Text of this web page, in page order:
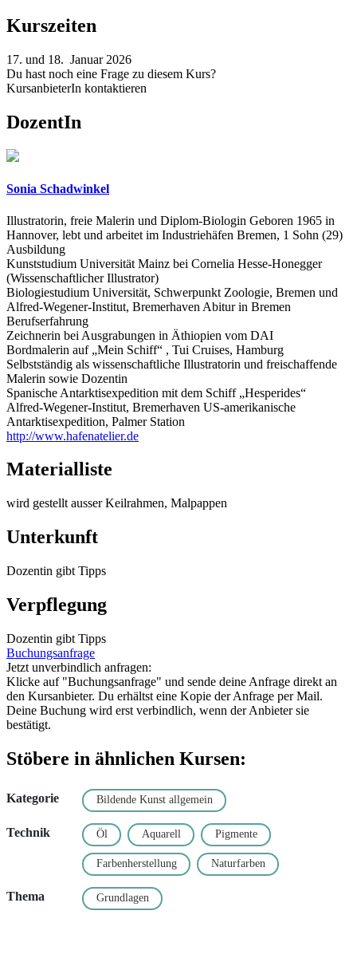
Kurszeiten
17. und 18. Januar 2026
Du hast noch eine Frage zu diesem Kurs?
KursanbieterIn kontaktieren
DozentIn
Sonia Schadwinkel
Illustratorin, freie Malerin und Diplom-Biologin Geboren 1965 in
Hannover, lebt und arbeitet im Industriehäfen Bremen, 1 Sohn (29)
Ausbildung
Kunststudium Universität Mainz bei Cornelia Hesse-Honegger
(Wissenschaftlicher Illustrator)
Biologiestudium Universität, Schwerpunkt Zoologie, Bremen und
Alfred-Wegener-Institut, Bremerhaven Abitur in Bremen
Berufserfahrung
Zeichnerin bei Ausgrabungen in Äthiopien vom DAI
Bordmalerin auf „Mein Schiff“ , Tui Cruises, Hamburg
Selbstständig als wissenschaftliche Illustratorin und freischaffende
Malerin sowie Dozentin
Spanische Antarktisexpedition mit dem Schiff „Hesperides“
Alfred-Wegener-Institut, Bremerhaven US-amerikanische
Antarktisexpedition, Palmer Station
http://www.hafenatelier.de
Materialliste
wird gestellt ausser Keilrahmen, Malpappen
Unterkunft
Dozentin gibt Tipps
Verpflegung
Dozentin gibt Tipps
Buchungsanfrage
Jetzt unverbindlich anfragen:
Klicke auf "Buchungsanfrage" und sende deine Anfrage direkt an
den Kursanbieter. Du erhältst eine Kopie der Anfrage per Mail.
Deine Buchung wird erst verbindlich, wenn der Anbieter sie
bestätigt.
Stöbere in ähnlichen Kursen:
Kategorie Bildende Kunst allgemein
Technik Öl Aquarell Pigmente
Farbenherstellung Naturfarben
Thema Grundlagen